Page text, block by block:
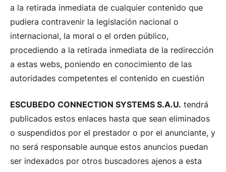
a la retirada inmediata de cualquier contenido que
pudiera contravenir la legislación nacional o
internacional, la moral o el orden público,
procediendo a la retirada inmediata de la redirección
a estas webs, poniendo en conocimiento de las
autoridades competentes el contenido en cuestión
ESCUBEDO CONNECTION SYSTEMS S.A.U. tendrá
publicados estos enlaces hasta que sean eliminados
o suspendidos por el prestador o por el anunciante, y
no será responsable aunque estos anuncios puedan
ser indexados por otros buscadores ajenos a esta